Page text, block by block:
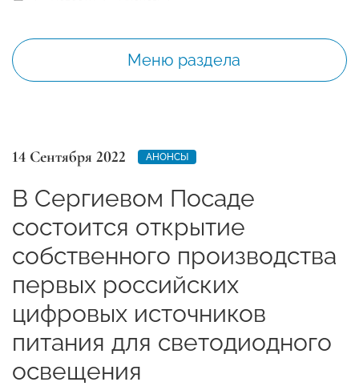
Меню раздела
14 Сентября 2022 АНОНСЫ
В Сергиевом Посаде
состоится открытие
собственного производства
первых российских
цифровых источников
питания для светодиодного
освещения